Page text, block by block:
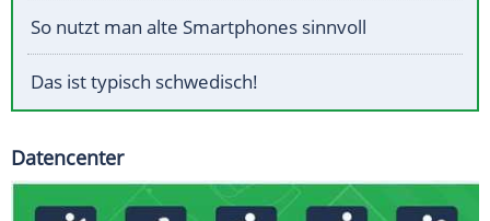
So nutzt man alte Smartphones sinnvoll
Das ist typisch schwedisch!
Datencenter